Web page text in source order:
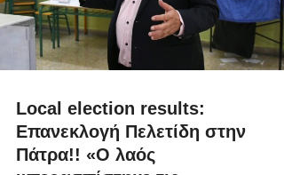
Local election results:
Επανεκλογή Πελετίδη στην
Πάτρα!! «Ο λαός